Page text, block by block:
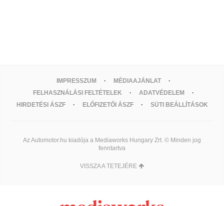
IMPRESSZUM
MÉDIAAJÁNLAT
FELHASZNÁLÁSI FELTÉTELEK
ADATVÉDELEM
HIRDETÉSI ÁSZF
ELŐFIZETŐI ÁSZF SÜTI BEÁLLÍTÁSOK
Az Automotor.hu kiadója a Mediaworks Hungary Zrt. © Minden jog
fenntartva
VISSZA A TETEJÉRE